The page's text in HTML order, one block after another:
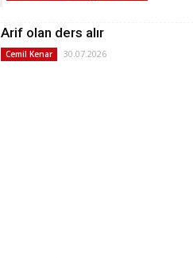
Arif olan ders alır
Cemil Kenar 30.07.2026